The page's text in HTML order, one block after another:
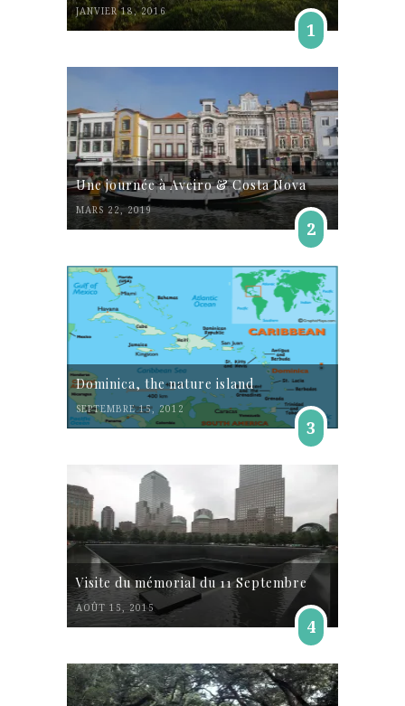
JANVIER 18, 2016
1
Une journée à Aveiro & Costa Nova
MARS 22, 2019
2
Dominica, the nature island
SEPTEMBRE 15, 2012
3
Visite du mémorial du 11 Septembre
AOÛT 15, 2015
4